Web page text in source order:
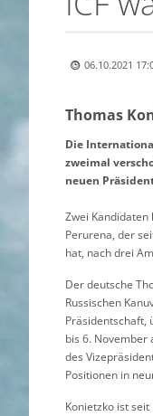
06.10.2021
Thomas
Die
zweimal
neuen
Zwei Kandidaten
Perurena, der
hat, nach drei
Der deutsche
Russischen
Präsidentschaft,
bis 6. November
des
Positionen in
Konietzko ist